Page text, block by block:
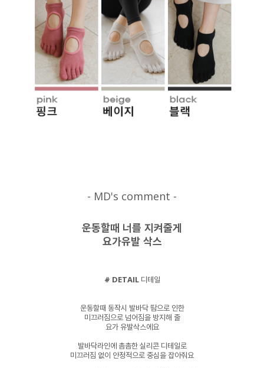
- MD's comment -
운동할때 너를 지켜줄게
요가유발 삭스
# DETAIL디테일
운동할때 동작시 발바닥 땀으로 인한
미끄러짐으로 넘어짐을 방지해 줄
요가 유발삭스에요
발바닥라인에 촘촘한 실리콘 디테일로
미끄러짐 없이 안정적으로 중심을 잡아줘요